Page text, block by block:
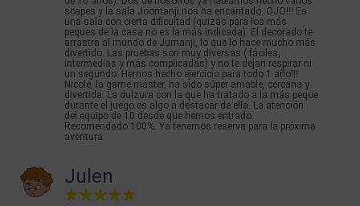
scapes y la sala Joomanji nos ha encantado. OJO!!! Es
una sala con cierta dificultad (quizás para los más
peques de la casa no es la más indicada). El decorado te
arrastra al mundo de Jumanji, lo que lo hace mucho más
divertido. Las pruebas son muy diversas ( fáciles,
intermedias y más complicadas) y no te dejan respirar ni
un segundo. Hemos hecho ejercicio para todo 1 año!!!
Nicole, la game máster, ha sido súper amable, cercana y
divertida. La dulzura con la que ha tratado a la más peque
durante el juego es algo a destacar de ella. La atención
del equipo de 10 desde que hemos entrado.
Recomendado 100%. Ya tenemos reserva para la próxima
aventura.
Julen